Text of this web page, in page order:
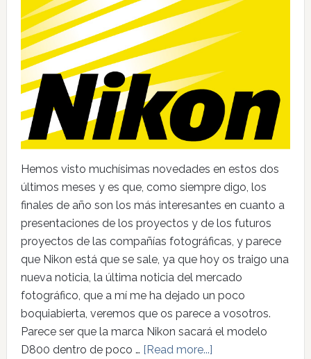
Hemos visto muchísimas novedades en estos dos
últimos meses y es que, como siempre digo, los
finales de año son los más interesantes en cuanto a
presentaciones de los proyectos y de los futuros
proyectos de las compañías fotográficas, y parece
que Nikon está que se sale, ya que hoy os traigo una
nueva noticia, la última noticia del mercado
fotográfico, que a mí me ha dejado un poco
boquiabierta, veremos que os parece a vosotros.
Parece ser que la marca Nikon sacará el modelo
D800 dentro de poco … [Read more...]